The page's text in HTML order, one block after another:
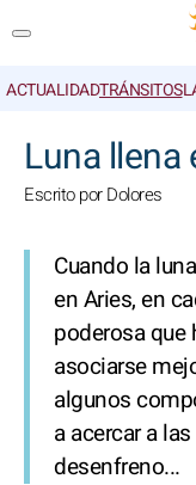
ACTUALIDADTRÁNSITOS
Luna llena
Escrito por Dolores
Cuando la
en Aries, en
poderosa que
asociarse
algunos
a acercar a
desenfreno...